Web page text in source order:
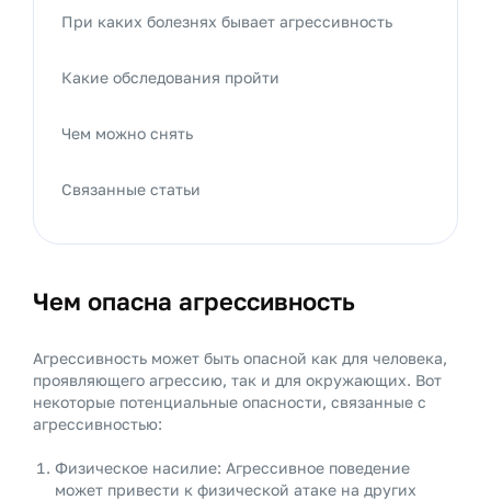
Чем опасна агрессивность
Агрессивность может быть опасной как для человека,
проявляющего агрессию, так и для окружающих. Вот
некоторые потенциальные опасности, связанные с
агрессивностью:
Физическое насилие: Агрессивное поведение
может привести к физической атаке на других
При каких болезнях бывает агрессивность
Какие обследования пройти
Чем можно снять
Связанные статьи